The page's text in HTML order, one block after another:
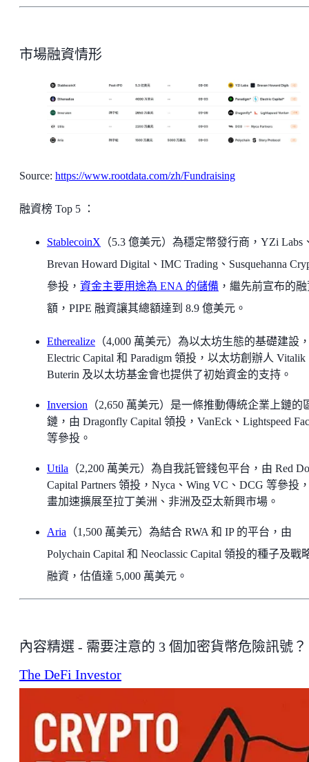
市場融資情形
Source: https://www.rootdata.com/zh/Fundraising
融資榜 Top 5 ：
StablecoinX （5.3 億美元）為穩定幣發行商，YZi Labs
Brevan Howard Digital、IMC Trading、Susquehanna
參投， 資金主要用途為 ENA 的儲備 ，繼先前宣布的
額，PIPE 融資讓其總額達到 8.9 億美元。
Etherealize （4,000 萬美元）為以太坊生態的基礎建設
Electric Capital 和 Paradigm 領投，以太坊創辦人 Vitalik
Buterin 及以太坊基金會也提供了初始資金的支持。
Inversion （2,650 萬美元）是一條推動傳統企業上鏈的
鏈，由 Dragonfly Capital 領投，VanEck、Lightspeed
等參投。
Utila （2,200 萬美元）為自我託管錢包平台，由 Red
Capital Partners 領投，Nyca、Wing VC、DCG 等參投
畫加速擴展至拉丁美洲、非洲及亞太新興市場。
Aria （1,500 萬美元）為結合 RWA 和 IP 的平台，由
Polychain Capital 和 Neoclassic Capital 領投的種子及戰
融資，估值達 5,000 萬美元。
內容精選 - 需要注意的 3 個加密貨幣危險訊號
The DeFi Investor